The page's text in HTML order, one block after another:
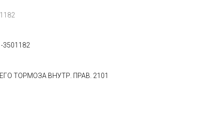
ТОРМОЗА ВНУТР. ПРАВ. 2101